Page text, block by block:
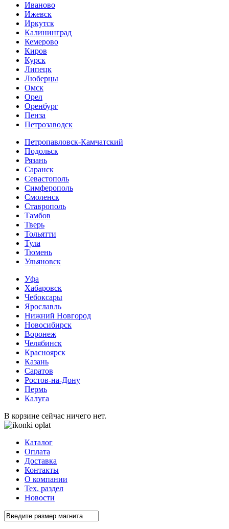
Иваново
Ижевск
Иркутск
Калининград
Кемерово
Киров
Курск
Липецк
Люберцы
Омск
Орел
Оренбург
Пенза
Петрозаводск
Петропавловск-Камчатский
Подольск
Рязань
Саранск
Севастополь
Симферополь
Смоленск
Ставрополь
Тамбов
Тверь
Тольятти
Тула
Тюмень
Ульяновск
Уфа
Хабаровск
Чебоксары
Ярославль
Нижний Новгород
Новосибирск
Воронеж
Челябинск
Красноярск
Казань
Саратов
Ростов-на-Дону
Пермь
Калуга
В корзине сейчас ничего нет.
Каталог
Оплата
Доставка
Контакты
О компании
Тех. раздел
Новости